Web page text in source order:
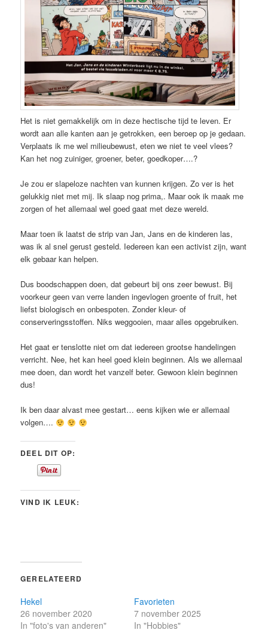
Het is niet gemakkelijk om in deze hectische tijd te leven. Er
wordt aan alle kanten aan je getrokken, een beroep op je gedaan.
Verplaats ik me wel milieubewust, eten we niet te veel vlees?
Kan het nog zuiniger, groener, beter, goedkoper….?
Je zou er slapeloze nachten van kunnen krijgen. Zo ver is het
gelukkig niet met mij. Ik slaap nog prima,. Maar ook ik maak me
zorgen of het allemaal wel goed gaat met deze wereld.
Maar toen ik laatst de strip van Jan, Jans en de kinderen las,
was ik al snel gerust gesteld. Iedereen kan een activist zijn, want
elk gebaar kan helpen.
Dus boodschappen doen, dat gebeurt bij ons zeer bewust. Bij
voorkeur geen van verre landen ingevlogen groente of fruit, het
liefst biologisch en onbespoten. Zonder kleur- of
conserveringsstoffen. Niks weggooien, maar alles opgebruiken.
Het gaat er tenslotte niet om dat iedereen grootse handelingen
verricht. Nee, het kan heel goed klein beginnen. Als we allemaal
mee doen, dan wordt het vanzelf beter. Gewoon klein beginnen
dus!
Ik ben daar alvast mee gestart… eens kijken wie er allemaal
volgen….
DEEL DIT OP:
VIND IK LEUK:
GERELATEERD
Hekel
26 november 2020
In "foto's van anderen"
Favorieten
7 november 2025
In "Hobbies"